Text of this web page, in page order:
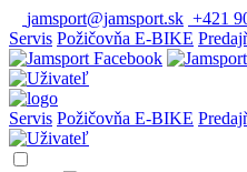
jamsport@jamsport.sk +421
Servis Požičovňa E-BIKE
Servis Požičovňa E-BIKE